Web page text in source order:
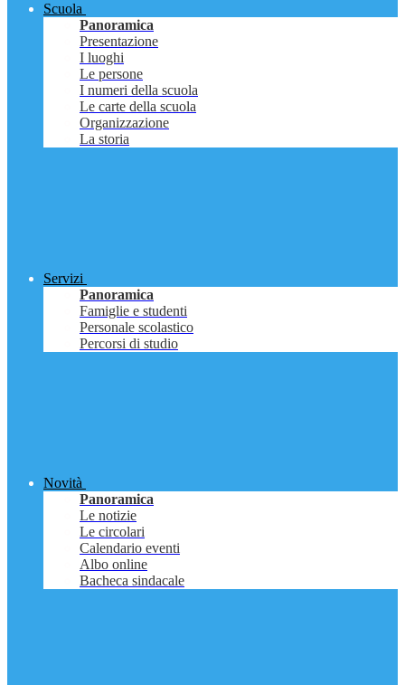
Scuola
Panoramica
Presentazione
I luoghi
Le persone
I numeri della scuola
Le carte della scuola
Organizzazione
La storia
Servizi
Panoramica
Famiglie e studenti
Personale scolastico
Percorsi di studio
Novità
Panoramica
Le notizie
Le circolari
Calendario eventi
Albo online
Bacheca sindacale